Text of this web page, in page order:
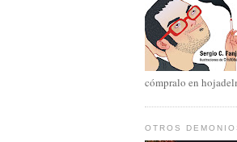
cómpralo en
OTROS